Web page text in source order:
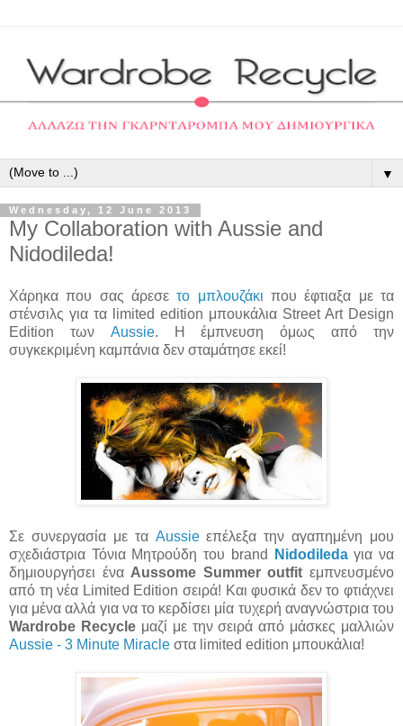
▼
Wednesday, 12 June 2013
My Collaboration with Aussie and
Nidodileda!
Χάρηκα που σας άρεσετο μπλουζάκι που έφτιαξα με τα
στένσιλς για τα limited edition μπουκάλια Street Art Design
Edition των Aussie. H έμπνευση όμως από την
συγκεκριμένη καμπάνια δεν σταμάτησε εκεί!
Σε συνεργασία με τα Aussieεπέλεξα την αγαπημένη μου
σχεδιάστρια Τόνια Μητρούδη του brand
Nidodiledaγια να
δημιουργήσει ένα Aussome Summer outfit εμπνευσμένο
από τη νέα Limited Edition σειρά! Και φυσικά δεν το φτιάχνει
για μένα αλλά για να το κερδίσει μία τυχερή αναγνώστρια του
Wardrobe Recycle μαζί με την σειρά από μάσκες μαλλιών
Aussie - 3 Minute Miracle στα limited edition μπουκάλια!